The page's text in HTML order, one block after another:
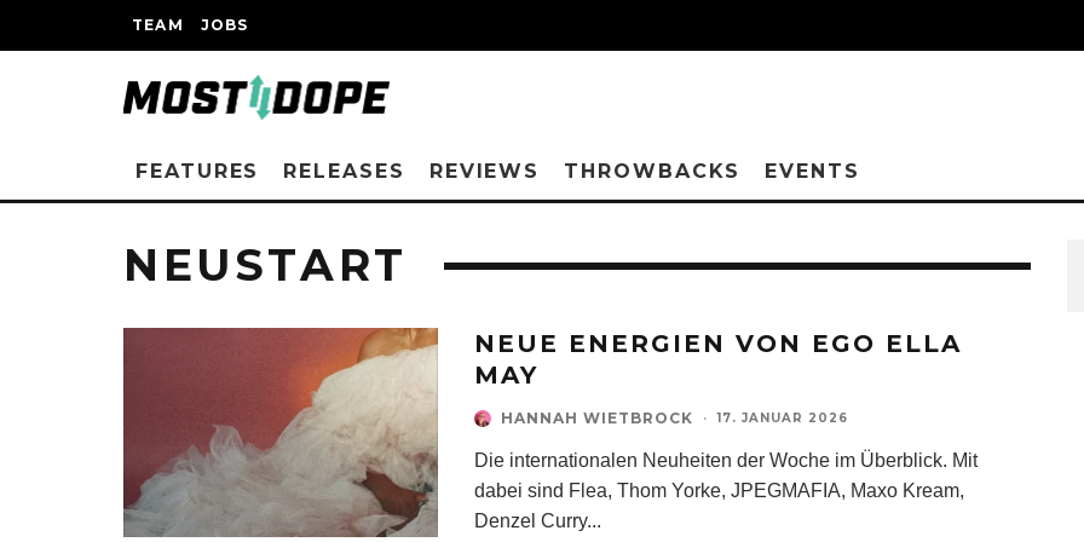
TEAM JOBS
FEATURES RELEASES REVIEWS THROWBACKS EVENTS
NEUSTART
NEUE ENERGIEN VON EGO ELLA
MAY
HANNAH WIETBROCK · 17. JANUAR 2026
Die internationalen Neuheiten der Woche im Überblick. Mit
dabei sind Flea, Thom Yorke, JPEGMAFIA, Maxo Kream,
Denzel Curry...